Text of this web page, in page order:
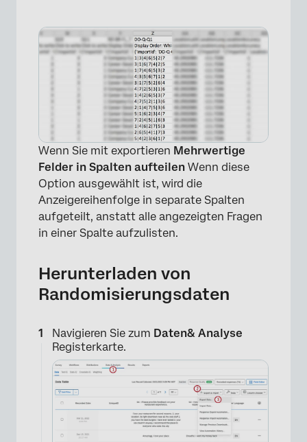
Wenn Sie mit exportieren Mehrwertige
Felder in Spalten aufteilen Wenn diese
Option ausgewählt ist, wird die
Anzeigereihenfolge in separate Spalten
aufgeteilt, anstatt alle angezeigten Fragen
in einer Spalte aufzulisten.
Herunterladen von
Randomisierungsdaten
Navigieren Sie zum Daten& Analyse
Registerkarte.